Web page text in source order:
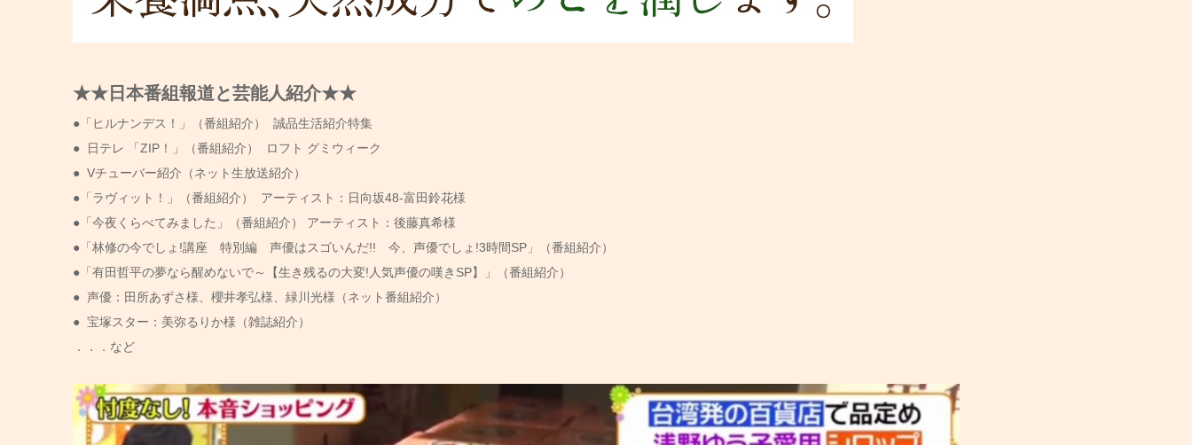
★★日本番組報道と芸能人紹介★★
●「ヒルナンデス！」（番組紹介） 誠品生活紹介特集
● 日テレ 「ZIP！」（番組紹介） ロフト グミウィーク
● Vチューバー紹介（ネット生放送紹介）
●「ラヴィット！」（番組紹介） アーティスト：日向坂48-富田鈴花様
●「今夜くらべてみました」（番組紹介） アーティスト：後藤真希様
●「林修の今でしょ!講座 特別編 声優はスゴいんだ!! 今、声優でしょ!3時間SP」（番組紹介）
●「有田哲平の夢なら醒めないで～【生き残るの大変!人気声優の嘆きSP】」（番組紹介）
● 声優：田所あずさ様、櫻井孝弘様、緑川光様（ネット番組紹介）
● 宝塚スター：美弥るりか様（雑誌紹介）
．．．など